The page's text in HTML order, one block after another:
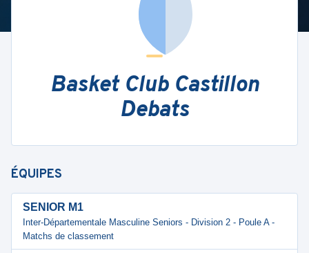
Basket Club Castillon
Debats
ÉQUIPES
SENIOR M1
Inter-Départementale Masculine Seniors - Division 2 - Poule A -
Matchs de classement